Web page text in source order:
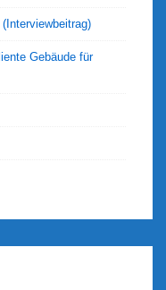
Gebäude für